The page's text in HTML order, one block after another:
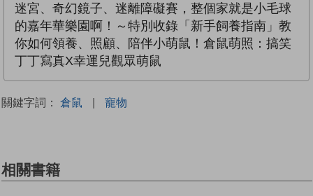
迷宮、奇幻鏡子、迷離障礙賽，整個家就是小毛球
的嘉年華樂園啊！～特別收錄「新手飼養指南」教
你如何領養、照顧、陪伴小萌鼠！倉鼠萌照：搞笑
丁丁寫真X幸運兒觀眾萌鼠
關鍵字詞： 倉鼠 | 寵物
相關書籍